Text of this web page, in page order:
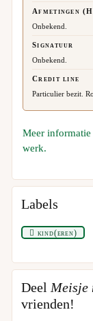
Afmetingen
Onbekend.
Signatuur
Onbekend.
Credit line
Particulier bezit.
Meer
werk.
Labels
kind(eren)
Deel Meisje
vrienden!